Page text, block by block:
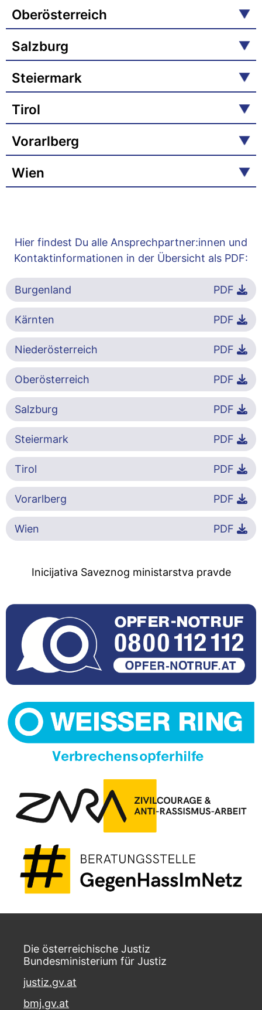
Oberösterreich
Salzburg
Steiermark
Tirol
Vorarlberg
Wien
Hier findest Du alle Ansprechpartner:innen und
Kontaktinformationen in der Übersicht als PDF:
Burgenland PDF
Kärnten PDF
Niederösterreich PDF
Oberösterreich PDF
Salzburg PDF
Steiermark PDF
Tirol PDF
Vorarlberg PDF
Wien PDF
Inicijativa Saveznog ministarstva pravde
Die österreichische Justiz
Bundesministerium für Justiz
justiz.gv.at
bmj.gv.at